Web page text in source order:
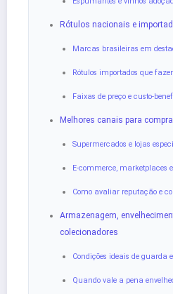
Rótulos nacionais e
Marcas brasileiras em
Rótulos importados que
Faixas de preço e custo-
Melhores canais para
Supermercados e lojas
E‑commerce, marketplaces
Como avaliar reputação e
Armazenagem,
colecionadores
Condições ideais de guarda
Quando vale a pena